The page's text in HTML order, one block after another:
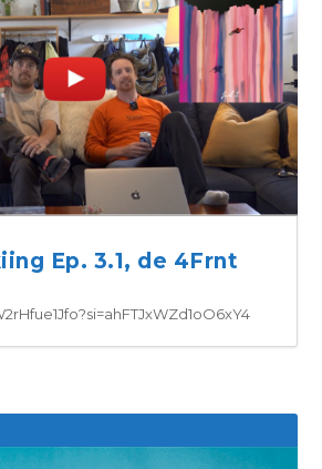
Ep. 3.1, de 4Frnt